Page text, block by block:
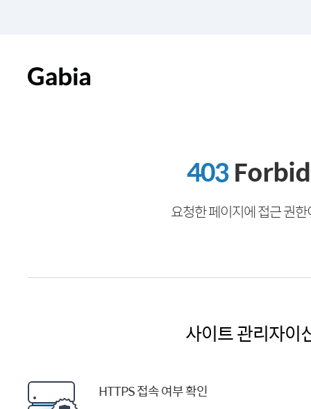
403
요청한 페이지에 접근 권
사이트 관리자이
HTTPS 접속 여부 확인